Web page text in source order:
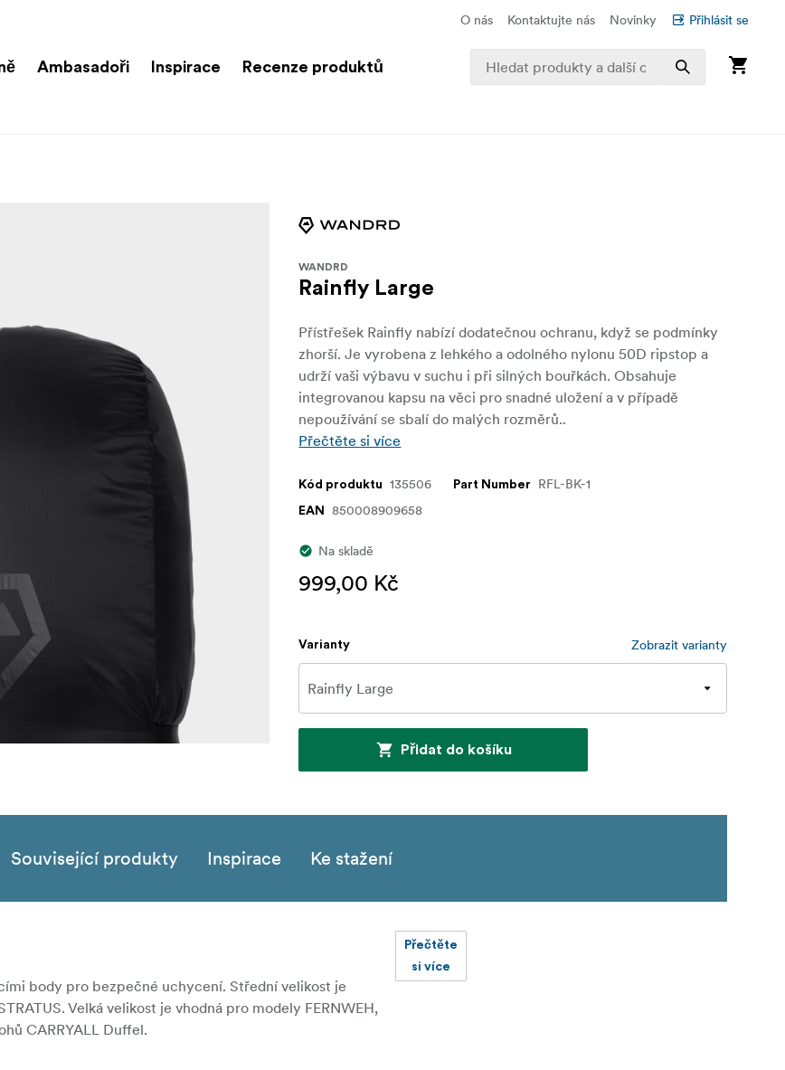
O nás Kontaktujte nás Novinky Přihlásit se
Ambasadoři Inspirace Recenze produktů
WANDRD
Rainfly Large
Přístřešek Rainfly nabízí dodatečnou ochranu, když se podmínky
zhorší. Je vyrobena z lehkého a odolného nylonu 50D ripstop a
udrží vaši výbavu v suchu i při silných bouřkách. Obsahuje
integrovanou kapsu na věci pro snadné uložení a v případě
nepoužívání se sbalí do malých rozměrů..
Přečtěte si více
Kód produktu 135506 Part Number RFL-BK-1
EAN 850008909658
Na skladě
999,00 Kč
Varianty Zobrazit varianty
Přidat do košíku
Související produkty Inspirace Ke stažení
body pro bezpečné uchycení. Střední velikost je
Velká velikost je vhodná pro modely FERNWEH,
CARRYALL Duffel.
Přečtěte
si více